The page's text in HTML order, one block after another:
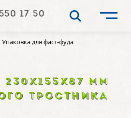
17 50
Упаковка для фаст-фуда
ММ
ТРОСТНИКА